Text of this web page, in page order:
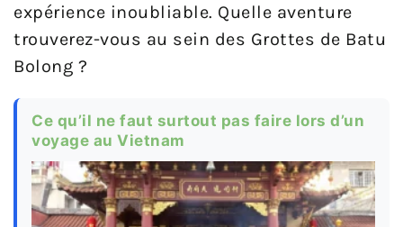
expérience inoubliable. Quelle aventure
trouverez-vous au sein des Grottes de Batu
Bolong ?
Ce qu’il ne faut surtout pas faire lors d’un
voyage au Vietnam